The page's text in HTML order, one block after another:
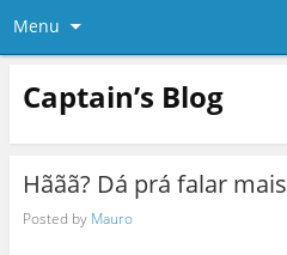
Menu
Captain’s Blog
Hããã? Dá prá falar
Posted by Mauro